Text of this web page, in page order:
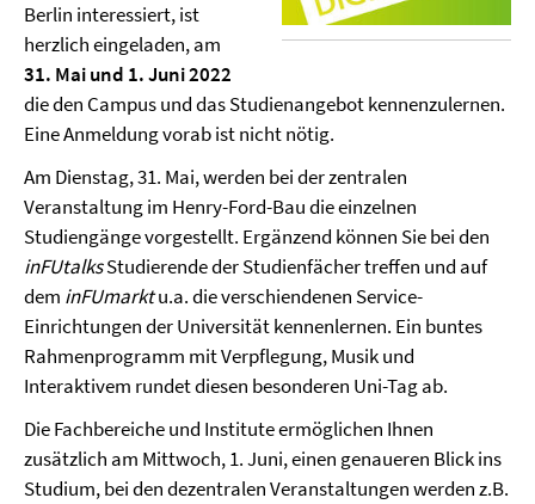
Berlin interessiert, ist
herzlich eingeladen, am
31. Mai und 1. Juni 2022
die den Campus und das Studienangebot kennenzulernen.
Eine Anmeldung vorab ist nicht nötig.
Am Dienstag, 31. Mai, werden bei der zentralen
Veranstaltung im Henry-Ford-Bau die einzelnen
Studiengänge vorgestellt. Ergänzend können Sie bei den
inFUtalksStudierende der Studienfächer treffen und auf
dem inFUmarktu.a. die verschiendenen Service-
Einrichtungen der Universität kennenlernen. Ein buntes
Rahmenprogramm mit Verpflegung, Musik und
Interaktivem rundet diesen besonderen Uni-Tag ab.
Die Fachbereiche und Institute ermöglichen Ihnen
zusätzlich am Mittwoch, 1. Juni, einen genaueren Blick ins
Studium, bei den dezentralen Veranstaltungen werden z.B.